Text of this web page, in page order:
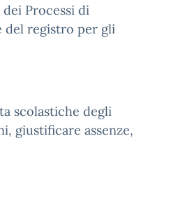
Processi di
del registro per gli
scolastiche degli
giustificare assenze,